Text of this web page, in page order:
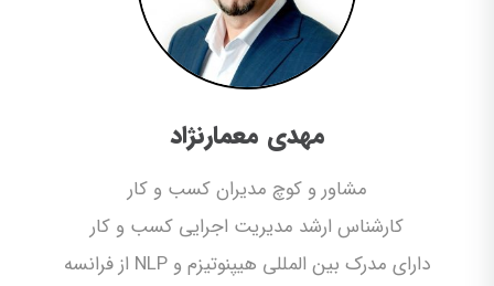
مهدی معمارنژاد
مشاور و کوچ مدیران کسب و کار
کارشناس ارشد مدیریت اجرایی کسب و کار
دارای مدرک بین المللی هیپنوتیزم و NLP از فرانسه